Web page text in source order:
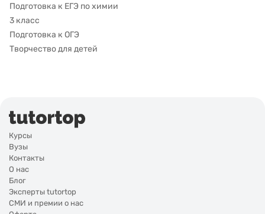
Подготовка к ЕГЭ по химии
3 класс
Подготовка к ОГЭ
Творчество для детей
Курсы
Вузы
Контакты
О нас
Блог
Эксперты tutortop
СМИ и премии о нас